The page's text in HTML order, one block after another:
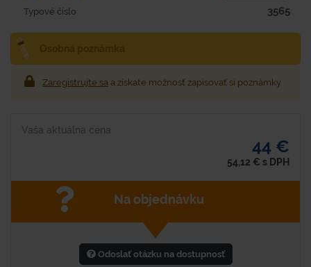
Typové číslo 3565
Zaregistrujte sa a získate možnosť zapisovať si poznámky
Vaša aktuálna cena
44 €
54,12 € s DPH
Na objednávku
Odoslať otázku na dostupnosť